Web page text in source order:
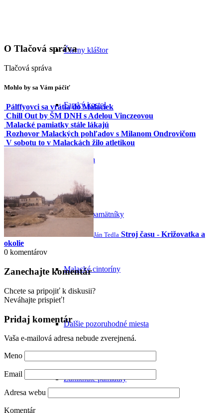
Čierny kláštor
Farský kostol
Synagóga
Sochy a pamätníky
Malacké cintoríny
Ďalšie pozoruhodné miesta
Zaniknuté pamiatky
O Tlačová správa
Tlačová správa
Mohlo by sa Vám páčiť
Pálffyovci sa vrátia do Malaciek
Chill Out by ŠM DNH s Adelou Vinczeovou
Malacké pamiatky stále lákajú
Rozhovor Malackých pohľadov s Milanom Ondrovičom
V sobotu to v Malackách žilo atletikou
Ján Tedla Stroj času - Križovatka a
okolie
0 komentárov
Zanechajte komentár
Chcete sa pripojiť k diskusii?
Neváhajte prispieť!
Pridaj komentár
Vaša e-mailová adresa nebude zverejnená.
Meno
Email
Adresa webu
Komentár